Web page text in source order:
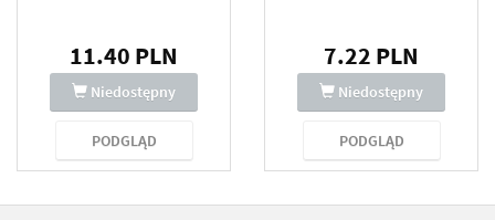
11.40 PLN
Niedostępny
PODGLĄD
7.22 PLN
Niedostępny
PODGLĄD